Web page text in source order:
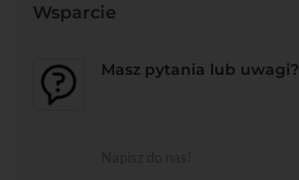
Wsparcie
Masz pytania lub uwagi?